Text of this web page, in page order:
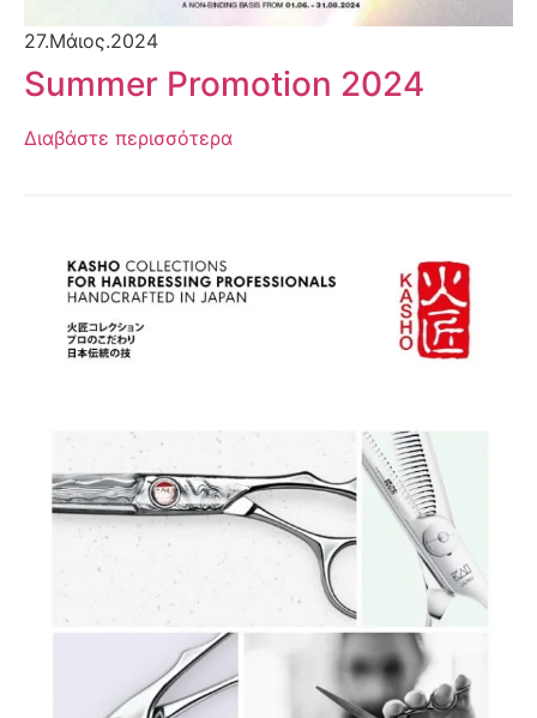
27.Μάιος.2024
Summer Promotion 2024
Διαβάστε περισσότερα